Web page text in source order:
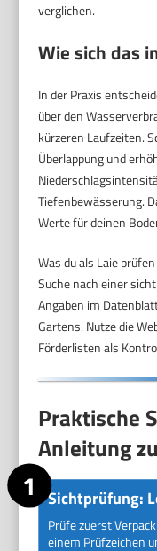
verglichen.
Wie sich das
In der Praxis
über den
kürzeren Laufzeiten.
Überlappung und
Tiefenbewässerung.
Werte für deinen
Was du als Laie
Suche nach einer
Angaben im
Gartens. Nutze die
Förderlisten als
Praktische
Anleitung
Sichtprüfung:
Prüfe zuerst
einem Prüfzeichen